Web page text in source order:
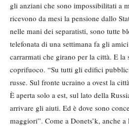
gli anziani che sono impossibilitati a
ricevono da mesi la pensione dallo
nelle mani dei separatisti, sono tutte
telefonata di una settimana fa gli
carrarmati che girano per la città. E
coprifuoco. “Su tutti gli edifici
russe. Sul fronte ucraino a ovest la
È aperta solo a est, sul lato della
arrivare gli aiuti. Ed è dove sono
maggiori”. Come a Donets’k, anche a